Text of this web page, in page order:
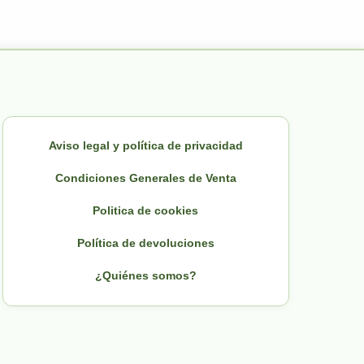
Aviso legal y política de privacidad
Condiciones Generales de Venta
Politica de cookies
Política de devoluciones
¿Quiénes somos?